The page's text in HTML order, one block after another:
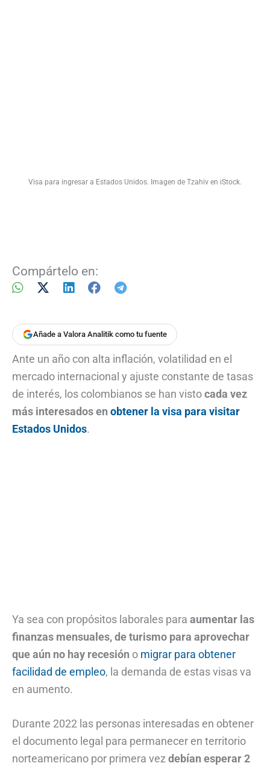
Visa para ingresar a Estados Unidos. Imagen de Tzahiv en iStock.
Compártelo en:
Añade a Valora Analitik como tu fuente
Ante un año con alta inflación, volatilidad en el
mercado internacional y ajuste constante de tasas
de interés, los colombianos se han vistocada vez
más interesados en obtener la visa para visitar
Estados Unidos.
Ya sea con propósitos laborales para aumentar las
finanzas mensuales, de turismo para aprovechar
que aún no hay recesión o migrar para obtener
facilidad de empleo, la demanda de estas visas va
en aumento.
Durante 2022 las personas interesadas en obtener
el documento legal para permanecer en territorio
norteamericano por primera vezdebían esperar 2